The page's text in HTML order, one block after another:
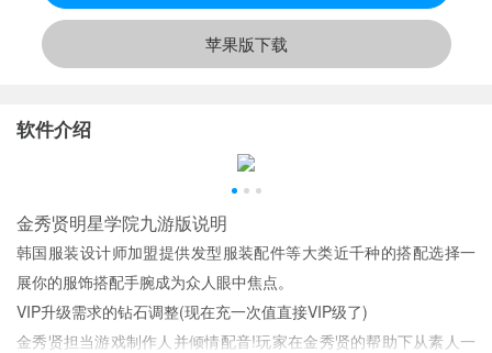
苹果版下载
软件介绍
金秀贤明星学院九游版说明
韩国服装设计师加盟提供发型服装配件等大类近千种的搭配选择一
展你的服饰搭配手腕成为众人眼中焦点。
VIP升级需求的钻石调整(现在充一次值直接VIP级了)
金秀贤担当游戏制作人并倾情配音!玩家在金秀贤的帮助下从素人一